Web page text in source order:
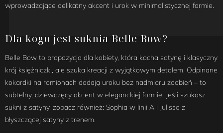
wprowadzające delikatny akcent i urok w minimalistycznej formie.
Dla kogo jest suknia Belle Bow?
Belle Bow to propozycja dla kobiety, która kocha satynę i klasyczny
krój księżniczki, ale szuka kreacji z wyjątkowym detalem. Odpinane
kokardki na ramionach dodają uroku bez nadmiaru zdobień – to
subtelny, dziewczęcy akcent w eleganckiej formie. Jeśli szukasz
sukni z satyny, zobacz również: Sophia w linii A i Julissa z
błyszczącej satyny z trenem.